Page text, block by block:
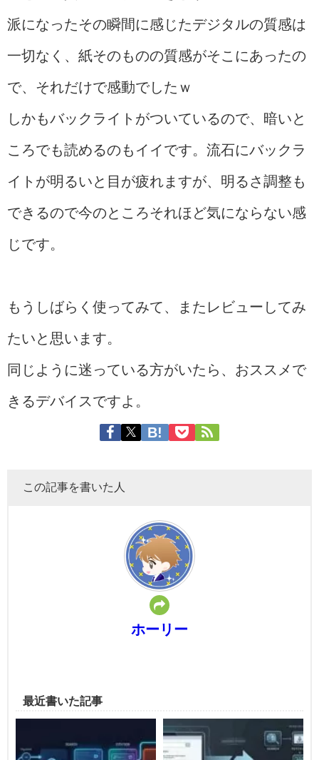
派になったその瞬間に感じたデジタルの質感は
一切なく、紙そのものの質感がそこにあったの
で、それだけで感動でしたｗ
しかもバックライトがついているので、暗いと
ころでも読めるのもイイです。流石にバックラ
イトが明るいと目が疲れますが、明るさ調整も
できるので今のところそれほど気にならない感
じです。
もうしばらく使ってみて、またレビューしてみ
たいと思います。
同じように迷っている方がいたら、おススメで
きるデバイスですよ。
この記事を書いた人
ホーリー
最近書いた記事